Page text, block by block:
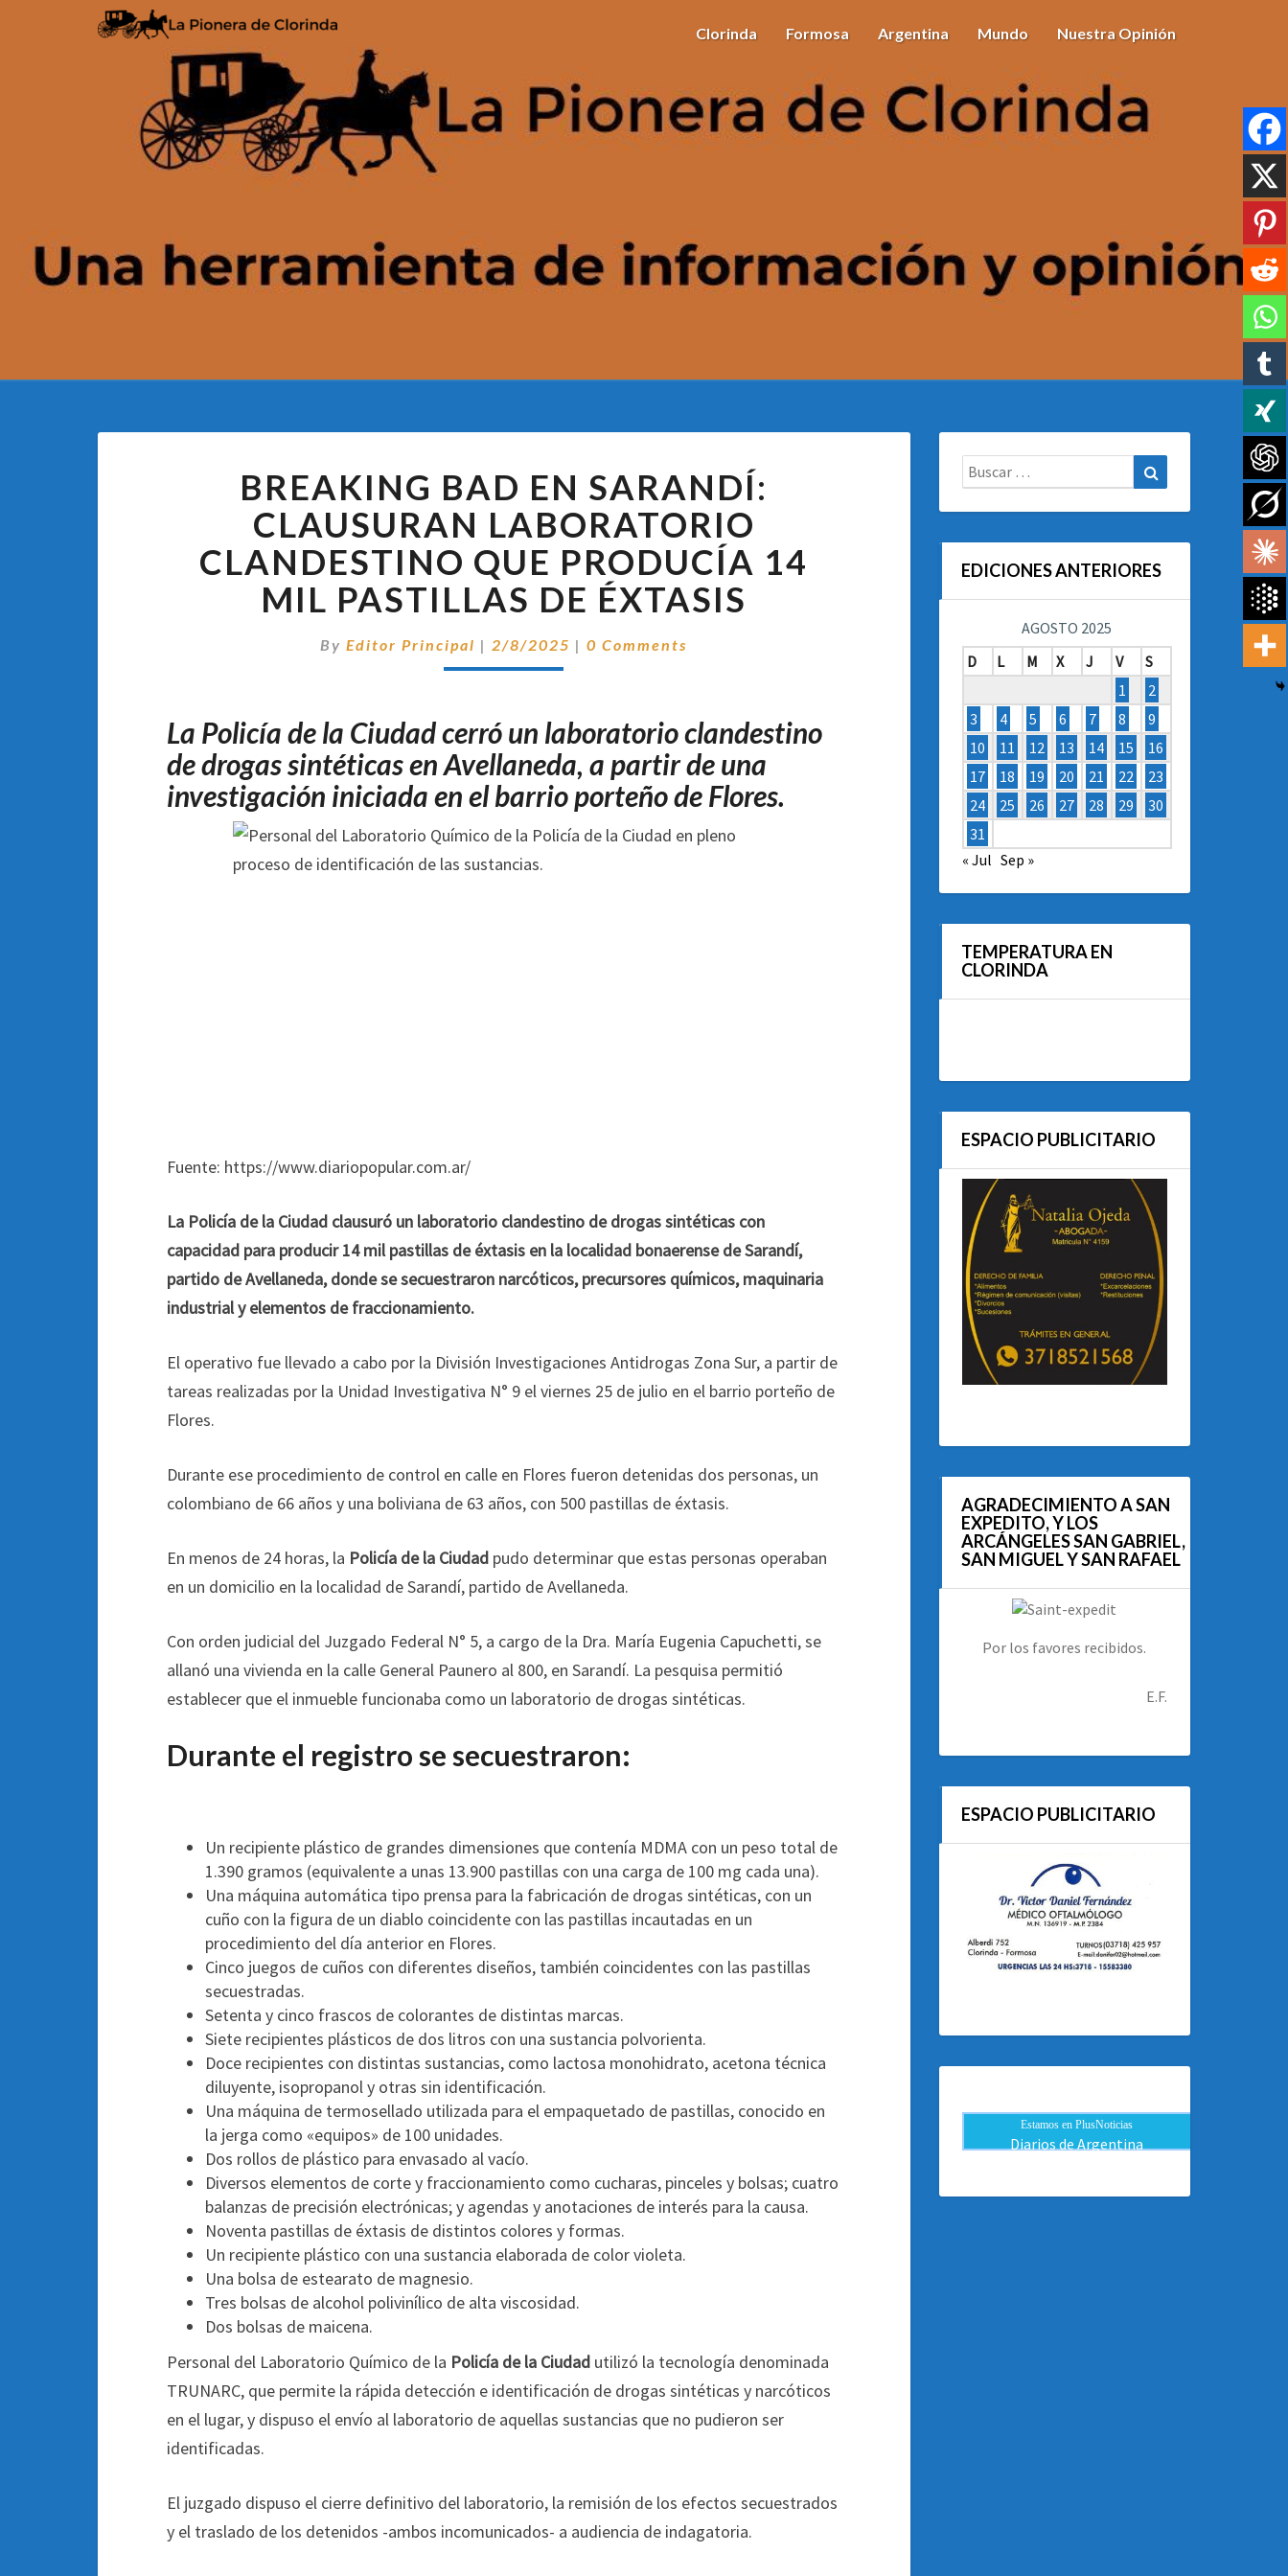
Clorinda Formosa Argentina Mundo Nuestra Opinión
BAD
EN
SARANDÍ:
CLAUSURAN
LABORATORIO
CLANDESTINO
PRODUCÍA
14
PASTILLAS
DE
ÉXTASIS
BREAKING BAD EN SARANDÍ:
CLAUSURAN LABORATORIO
CLANDESTINO QUE PRODUCÍA 14
MIL PASTILLAS DE ÉXTASIS
ByEditor Principal |2/8/2025 |Comentarios
0 Comments
La Policía de la Ciudad cerró un laboratorio clandestino
de drogas sintéticas en Avellaneda, a partir de una
investigación iniciada en el barrio porteño de Flores.
Fuente: https://www.diariopopular.com.ar/
La Policía de la Ciudad clausuró un laboratorio clandestino de drogas sintéticas con
capacidad para producir 14 mil pastillas de éxtasis en la localidad bonaerense de Sarandí,
partido de Avellaneda, donde se secuestraron narcóticos, precursores químicos, maquinaria
industrial y elementos de fraccionamiento.
El operativo fue llevado a cabo por la División Investigaciones Antidrogas Zona Sur, a partir de
tareas realizadas por la Unidad Investigativa N° 9 el viernes 25 de julio en el barrio porteño de
Flores.
Durante ese procedimiento de control en calle en Flores fueron detenidas dos personas, un
colombiano de 66 años y una boliviana de 63 años, con 500 pastillas de éxtasis.
En menos de 24 horas, la Policía de la Ciudad pudo determinar que estas personas operaban
en un domicilio en la localidad de Sarandí, partido de Avellaneda.
Con orden judicial del Juzgado Federal N° 5, a cargo de la Dra. María Eugenia Capuchetti, se
allanó una vivienda en la calle General Paunero al 800, en Sarandí. La pesquisa permitió
establecer que el inmueble funcionaba como un laboratorio de drogas sintéticas.
Durante el registro se secuestraron:
Un recipiente plástico de grandes dimensiones que contenía MDMA con un peso total de
1.390 gramos (equivalente a unas 13.900 pastillas con una carga de 100 mg cada una).
Una máquina automática tipo prensa para la fabricación de drogas sintéticas, con un
cuño con la figura de un diablo coincidente con las pastillas incautadas en un
procedimiento del día anterior en Flores.
Cinco juegos de cuños con diferentes diseños, también coincidentes con las pastillas
secuestradas.
Setenta y cinco frascos de colorantes de distintas marcas.
Siete recipientes plásticos de dos litros con una sustancia polvorienta.
Doce recipientes con distintas sustancias, como lactosa monohidrato, acetona técnica
diluyente, isopropanol y otras sin identificación.
Una máquina de termosellado utilizada para el empaquetado de pastillas, conocido en
la jerga como «equipos» de 100 unidades.
Dos rollos de plástico para envasado al vacío.
Diversos elementos de corte y fraccionamiento como cucharas, pinceles y bolsas; cuatro
balanzas de precisión electrónicas; y agendas y anotaciones de interés para la causa.
Noventa pastillas de éxtasis de distintos colores y formas.
Un recipiente plástico con una sustancia elaborada de color violeta.
Una bolsa de estearato de magnesio.
Tres bolsas de alcohol polivinílico de alta viscosidad.
Dos bolsas de maicena.
Personal del Laboratorio Químico de la Policía de la Ciudad utilizó la tecnología denominada
TRUNARC, que permite la rápida detección e identificación de drogas sintéticas y narcóticos
en el lugar, y dispuso el envío al laboratorio de aquellas sustancias que no pudieron ser
identificadas.
El juzgado dispuso el cierre definitivo del laboratorio, la remisión de los efectos secuestrados
y el traslado de los detenidos -ambos incomunicados- a audiencia de indagatoria.
Buscar:
EDICIONES ANTERIORES
AGOSTO 2025
D
L M X J V
S
1
2
3
4 5 6 7 8
9
10
11 12 13 14 15
16
17
18 19 20 21 22
23
24
25 26 27 28 29
30
31
« Jul Sep »
TEMPERATURA EN
CLORINDA
ESPACIO PUBLICITARIO
AGRADECIMIENTO A SAN
EXPEDITO, Y LOS
ARCÁNGELES SAN GABRIEL,
SAN MIGUEL Y SAN RAFAEL
Por los favores recibidos.
E.F.
ESPACIO PUBLICITARIO
Estamos en PlusNoticias
Diarios de Argentina